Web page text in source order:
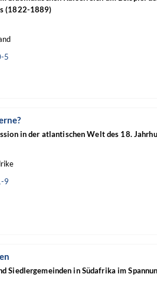
(1822-1889)
5
in der atlantischen Welt des 18.
9
Siedlergemeinden in Südafrika im